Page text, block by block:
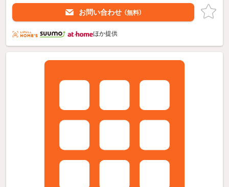
お問い合わせ （無料）
ほか提供